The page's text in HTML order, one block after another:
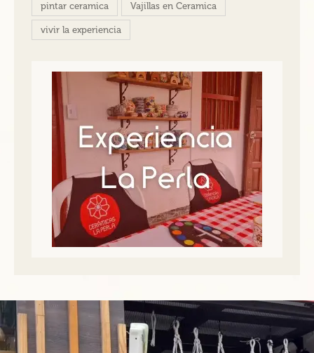
pintar ceramica Vajillas en Ceramica
vivir la experiencia